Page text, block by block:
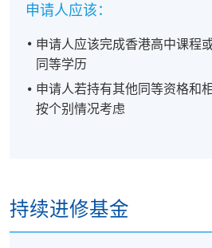
申请人应该：
申请人应该完成香港高中课程
同等学历
申请人若持有其他同等资格和
按个别情况考虑
持续进修基金